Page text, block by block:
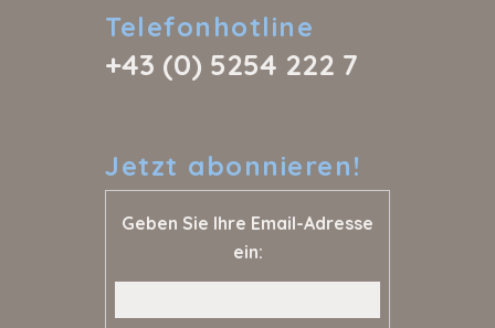
Telefonhotline
+43 (0) 5254 222 7
Jetzt abonnieren!
Geben Sie Ihre Email-Adresse
ein: